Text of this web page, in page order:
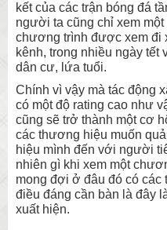
kết của các trận bóng đá
người ta cũng chỉ xem
chương trình được xem đi
kênh, trong nhiều ngày
dân cư, lứa tuổi.
Chính vì vậy mà tác động
có một độ rating cao như
cũng sẽ trở thành một cơ
các thương hiệu muốn
hiệu mình đến với người
nhiên gì khi xem một
mong đợi ở đâu đó có
điều đáng cần bàn là đây
xuất hiện.